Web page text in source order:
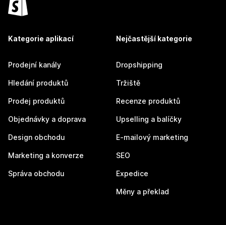
Kategorie aplikací
Prodejní kanály
Hledání produktů
Prodej produktů
Objednávky a doprava
Design obchodu
Marketing a konverze
Správa obchodu
Nejčastější kategorie
Dropshipping
Tržiště
Recenze produktů
Upselling a balíčky
E-mailový marketing
SEO
Expedice
Měny a překlad